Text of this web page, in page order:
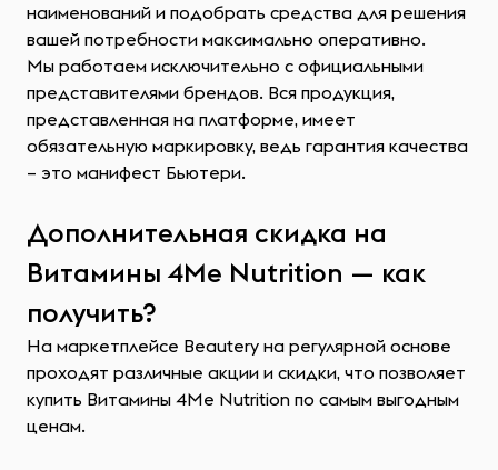
наименований и подобрать средства для решения
вашей потребности максимально оперативно.
Мы работаем исключительно с официальными
представителями брендов. Вся продукция,
представленная на платформе, имеет
обязательную маркировку, ведь гарантия качества
– это манифест Бьютери.
Дополнительная скидка на
Витамины 4Me Nutrition — как
получить?
На маркетплейсе Beautery на регулярной основе
проходят различные акции и скидки, что позволяет
купить Витамины 4Me Nutrition по самым выгодным
ценам.